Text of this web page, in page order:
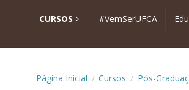
rodapé
CURSOS #VemSerUFCA
Página Inicial / Cursos / Pós-